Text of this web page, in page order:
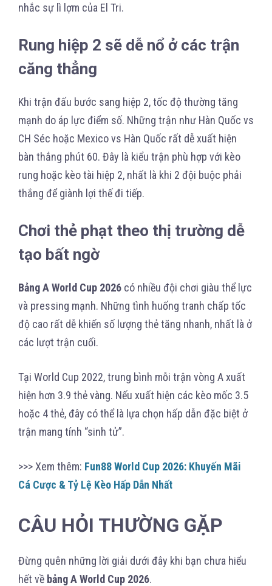
nhắc sự lì lợm của El Tri.
Rung hiệp 2 sẽ dễ nổ ở các trận
căng thẳng
Khi trận đấu bước sang hiệp 2, tốc độ thường tăng
mạnh do áp lực điểm số. Những trận như Hàn Quốc vs
CH Séc hoặc Mexico vs Hàn Quốc rất dễ xuất hiện
bàn thắng phút 60. Đây là kiểu trận phù hợp với kèo
rung hoặc kèo tài hiệp 2, nhất là khi 2 đội buộc phải
thắng để giành lợi thế đi tiếp.
Chơi thẻ phạt theo thị trường dễ
tạo bất ngờ
Bảng A World Cup 2026 có nhiều đội chơi giàu thể lực
và pressing mạnh. Những tình huống tranh chấp tốc
độ cao rất dễ khiến số lượng thẻ tăng nhanh, nhất là ở
các lượt trận cuối.
Tại World Cup 2022, trung bình mỗi trận vòng A xuất
hiện hơn 3.9 thẻ vàng. Nếu xuất hiện các kèo mốc 3.5
hoặc 4 thẻ, đây có thể là lựa chọn hấp dẫn đặc biệt ở
trận mang tính “sinh tử”.
>>> Xem thêm: Fun88 World Cup 2026: Khuyến Mãi
Cá Cược & Tỷ Lệ Kèo Hấp Dẫn Nhất
CÂU HỎI THƯỜNG GẶP
Đừng quên những lời giải dưới đây khi bạn chưa hiểu
hết về bảng A World Cup 2026.